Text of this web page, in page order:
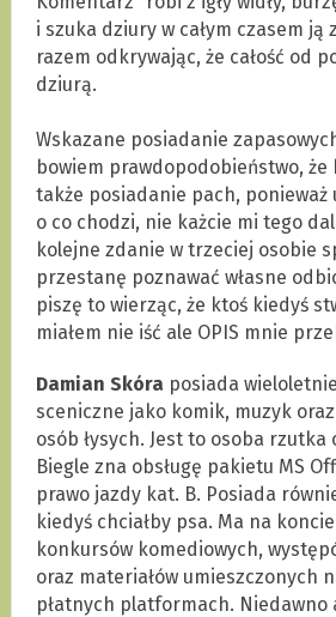
i szuka dziury w całym czasem ją
razem odkrywając, że całość od
dziurą.
Wskazane posiadanie
bowiem prawdopodobieństwo, że
także posiadanie pach, ponieważ
o co chodzi, nie każcie mi tego
kolejne zdanie w trzeciej osobie
przestanę poznawać własne
piszę to wierząc, że ktoś kiedyś
miałem nie iść ale OPIS mnie
Damian Skóra posiada
sceniczne jako komik, muzyk
osób łysych. Jest to osoba rzutka
Biegle zna obsługę pakietu MS
prawo jazdy kat. B. Posiada
kiedyś chciałby psa. Ma na
konkursów komediowych,
oraz materiałów umieszczonych
płatnych platformach. Niedawno